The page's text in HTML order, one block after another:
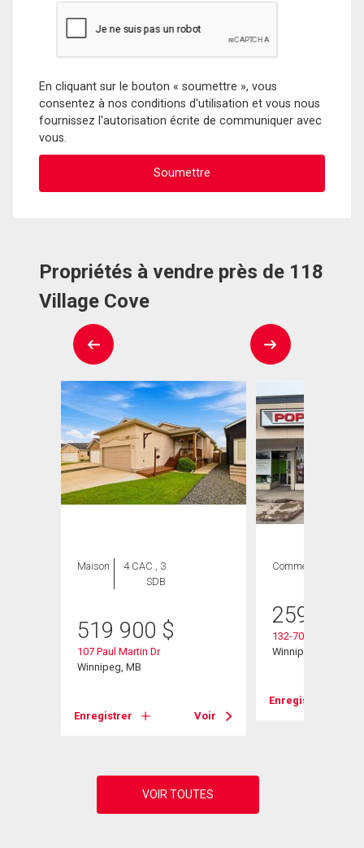
En cliquant sur le bouton « soumettre », vous
consentez à nos conditions d'utilisation et vous nous
fournissez l'autorisation écrite de communiquer avec
vous.
Propriétés à vendre près de 118
Village Cove
Maison
4 CAC , 3
SDB
519 900 $
107 Paul Martin Dr
Winnipeg, MB
Enregistrer Voir
Commercial
259 900
132-701 Regent
Winnipeg, MB
Enregistrer